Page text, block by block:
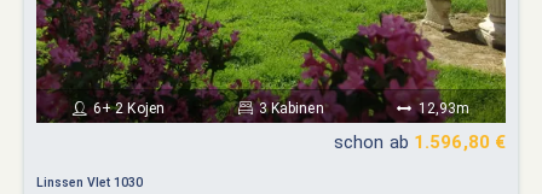
6+ 2 Kojen 3 Kabinen 12,93m
schon ab 1.596,80 €
Linssen Vlet 1030